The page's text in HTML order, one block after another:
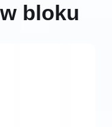
bloku